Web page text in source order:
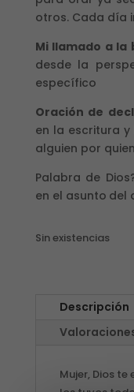
otros. Cada día
Mi llamado a
desde la
específico
Oración de
en la escritura
alguien por
Palabra de
en el asunto del
Sin existencias
Descripción
Mujer, Dios